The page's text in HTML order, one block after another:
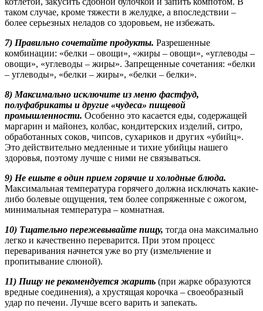
таком случае, кроме тяжести в желудке, а впоследствии –
более серьезных неладов со здоровьем, не избежать.
7) Правильно сочетайте продукты. Разрешенные
комбинации: «белки – овощи», «жиры – овощи», «углеводы –
овощи», «углеводы – жиры». Запрещенные сочетания: «белки
– углеводы», «белки – жиры», «белки – белки».
8) Максимально исключите из меню фастфуд,
полуфабрикаты и другие «чудеса» пищевой
промышленности. Особенно это касается еды, содержащей
маргарин и майонез, колбас, кондитерских изделий, ситро,
обработанных соков, чипсов, сухариков и других «убийц».
Это действительно медленные и тихие убийцы нашего
здоровья, поэтому лучше с ними не связываться.
9) Не ешьте в один прием горячие и холодные блюда.
Максимальная температура горячего должна исключать какие-
либо болевые ощущения, тем более сопряженные с ожогом,
минимальная температура – комнатная.
10) Тщательно пережевывайте пищу, тогда она максимально
легко и качественно переварится. При этом процесс
переваривания начнется уже во рту (измельчение и
пропитывание слюной).
11) Пищу не рекомендуется жарить (при жарке образуются
вредные соединения), а хрустящая корочка – своеобразный
удар по печени. Лучше всего варить и запекать.